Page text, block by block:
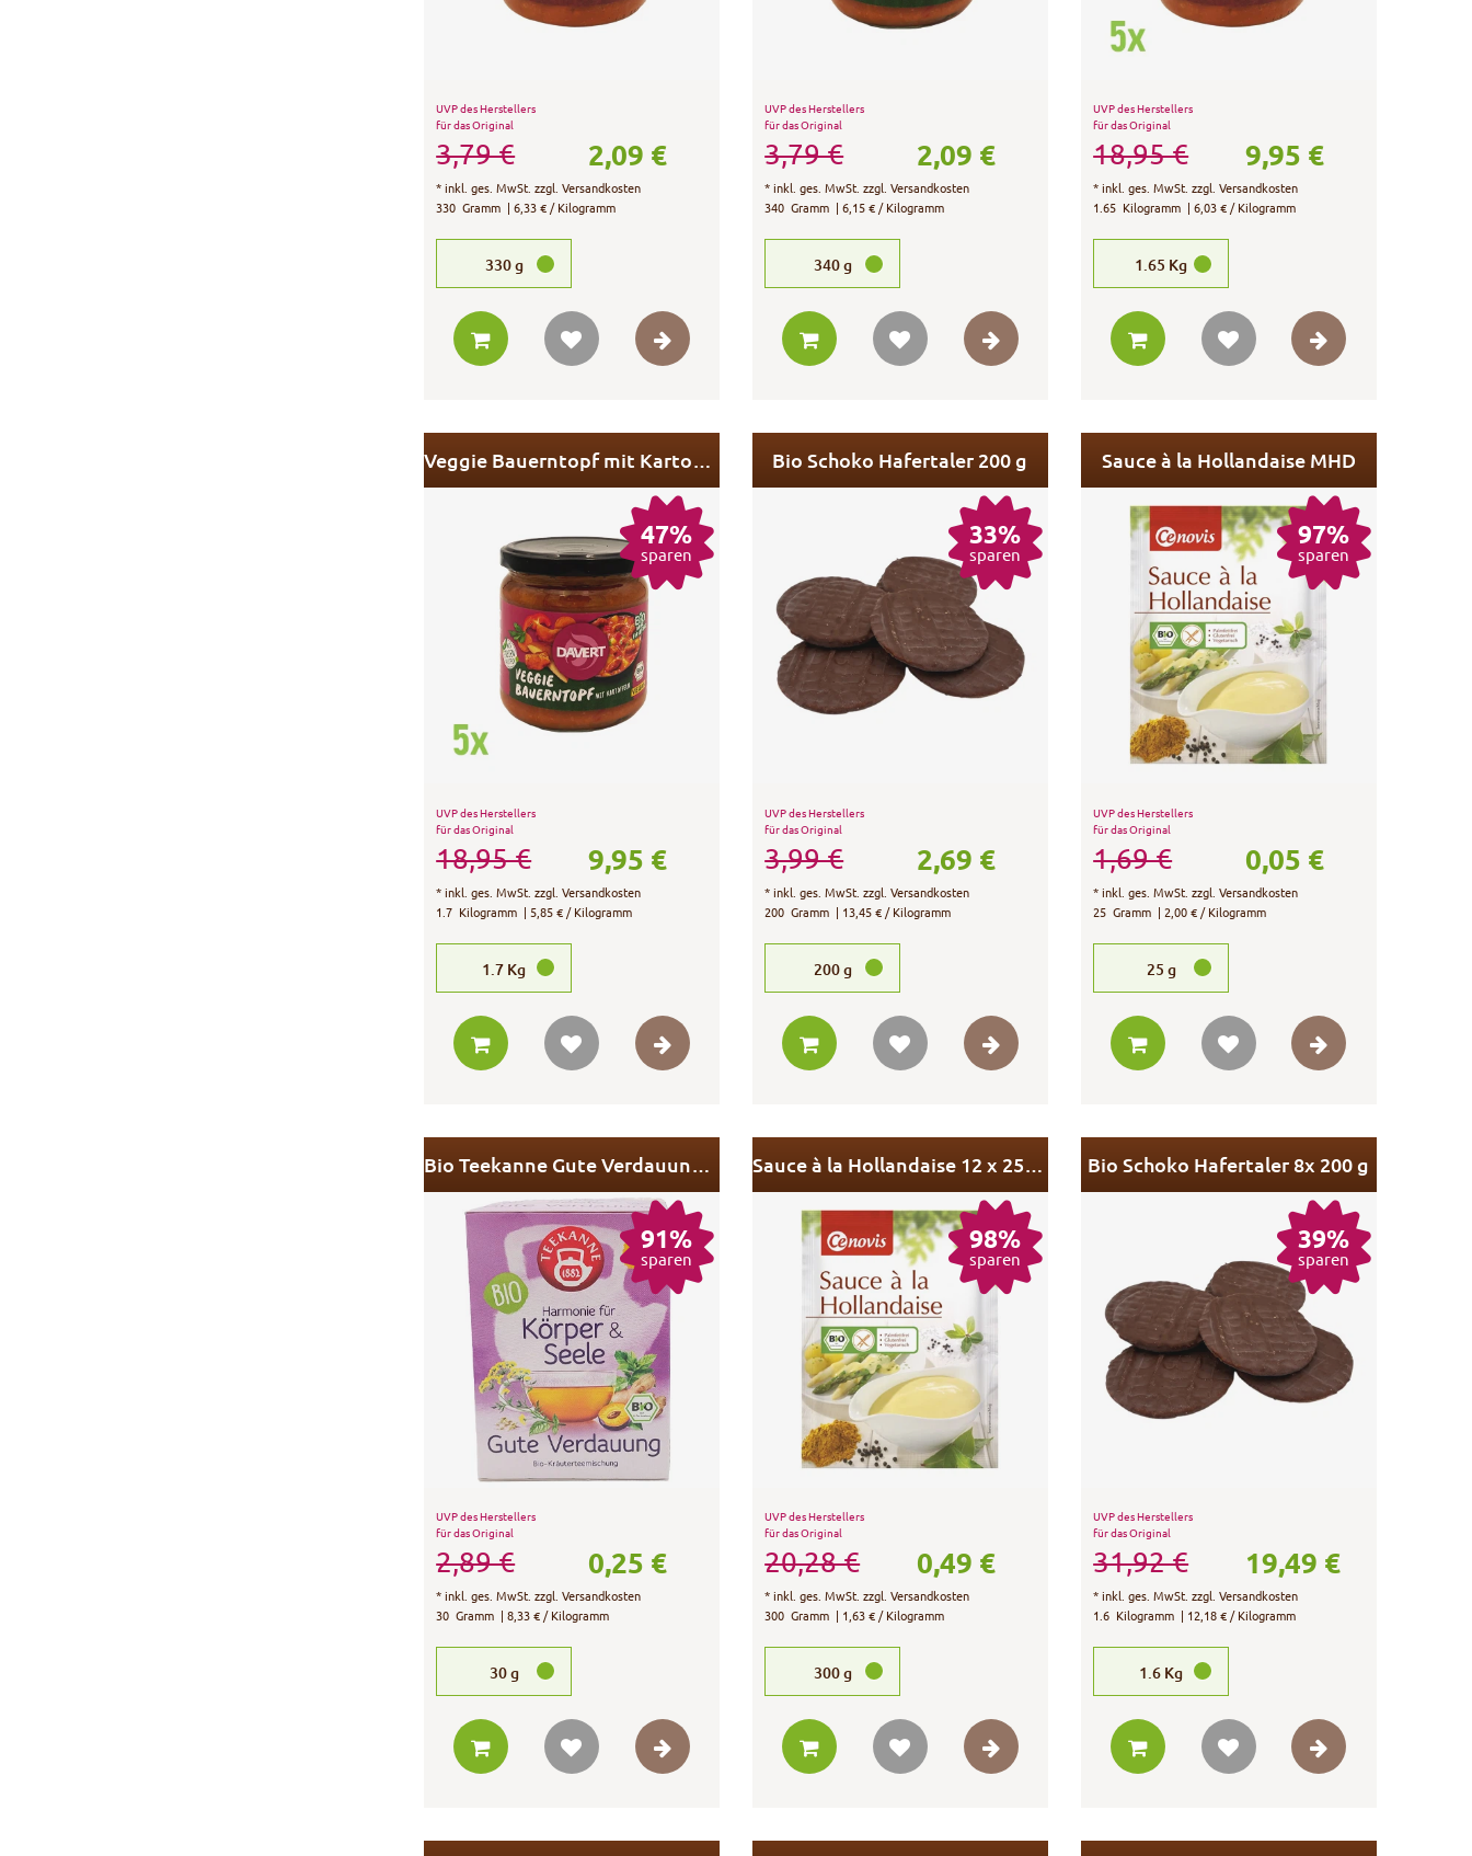
UVP des Herstellers
für das Original
3,79 € 2,09 €
*inkl. ges. MwSt. zzgl.Versandkosten
330 Gramm | 6,33 € / Kilogramm
330g
UVP des Herstellers
für das Original
3,79 € 2,09 €
*inkl. ges. MwSt. zzgl.Versandkosten
340 Gramm | 6,15 € / Kilogramm
340g
UVP des Herstellers
für das Original
18,95 € 9,95 €
*inkl. ges. MwSt. zzgl.Versandkosten
1.65 Kilogramm | 6,03 € / Kilogramm
1.65 Kg
Veggie Bauerntopf mit Kartoffeln 5x 340 g
47%
sparen
UVP des Herstellers
für das Original
18,95 € 9,95 €
*inkl. ges. MwSt. zzgl.Versandkosten
1.7 Kilogramm | 5,85 € / Kilogramm
1.7 Kg
Bio Schoko Hafertaler 200 g
33%
sparen
UVP des Herstellers
für das Original
3,99 € 2,69 €
*inkl. ges. MwSt. zzgl.Versandkosten
200 Gramm | 13,45 € / Kilogramm
200g
Sauce à la Hollandaise MHD
97%
sparen
UVP des Herstellers
für das Original
1,69 € 0,05 €
*inkl. ges. MwSt. zzgl.Versandkosten
25 Gramm | 2,00 € / Kilogramm
25 g
Bio Teekanne Gute Verdauung MHD
91%
sparen
UVP des Herstellers
für das Original
2,89 € 0,25 €
*inkl. ges. MwSt. zzgl.Versandkosten
30 Gramm | 8,33 € / Kilogramm
30g
Sauce à la Hollandaise 12 x 25 g MHD
98%
sparen
UVP des Herstellers
für das Original
20,28 € 0,49 €
*inkl. ges. MwSt. zzgl.Versandkosten
300 Gramm | 1,63 € / Kilogramm
300g
Bio Schoko Hafertaler 8x 200 g
39%
sparen
UVP des Herstellers
für das Original
31,92 € 19,49 €
*inkl. ges. MwSt. zzgl.Versandkosten
1.6 Kilogramm | 12,18 € / Kilogramm
1.6 Kg